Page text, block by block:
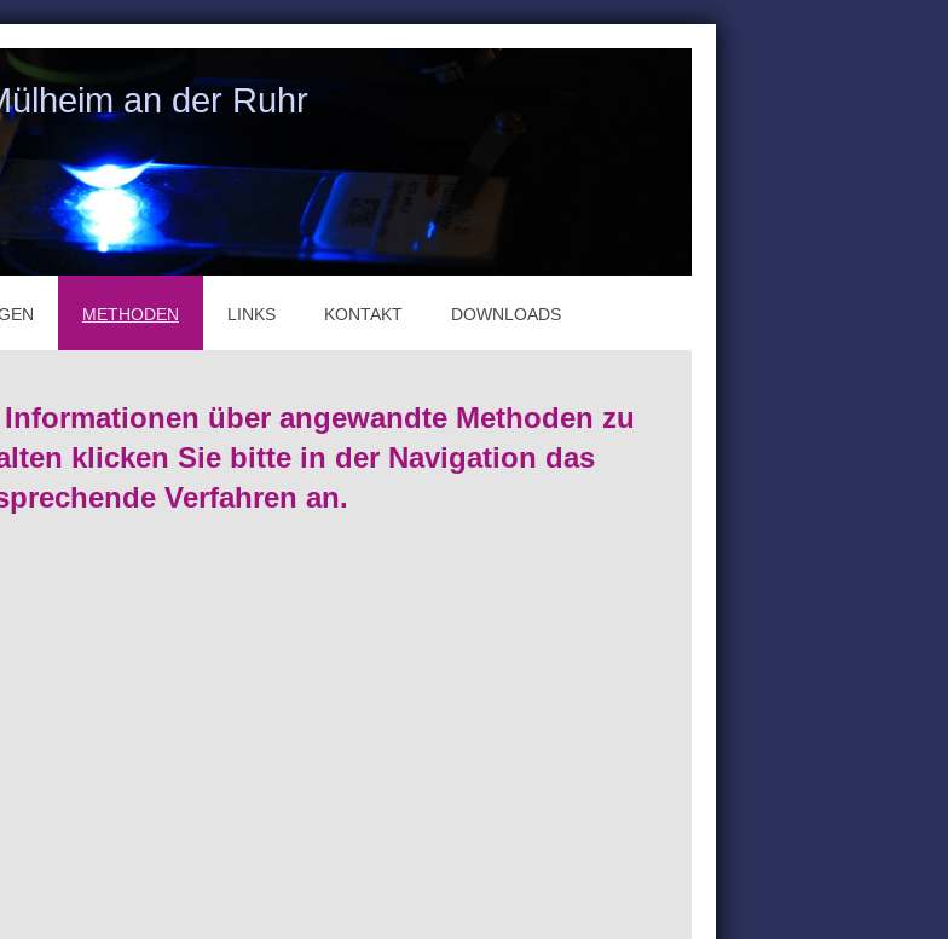
an der Ruhr
METHODEN LINKS KONTAKT DOWNLOADS
Informationen über angewandte Methoden zu
klicken Sie bitte in der Navigation das
Verfahren an.